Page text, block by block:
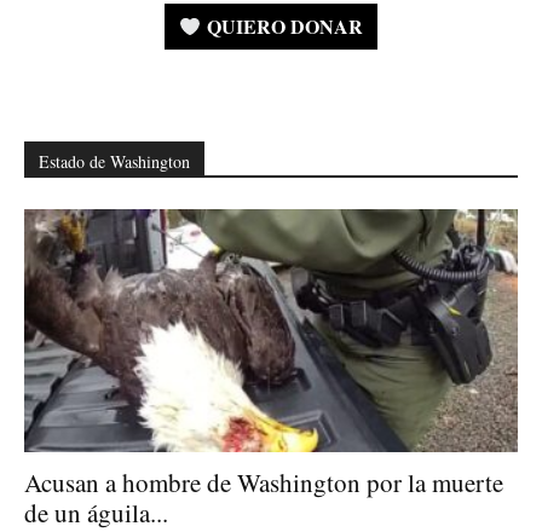
QUIERO DONAR
Estado de Washington
Acusan a hombre de Washington por la muerte
de un águila...